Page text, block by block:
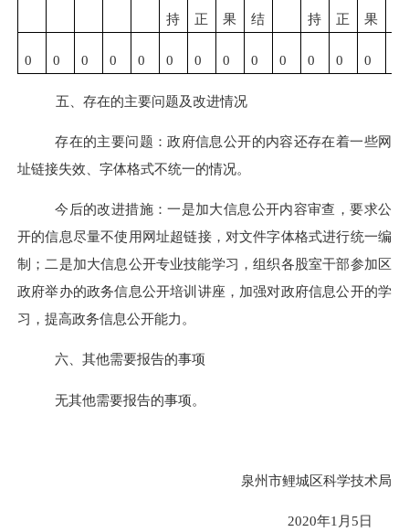
持
正
果
结
持
正
果
0 0 0 0 0 0 0 0 0 0 0 0 0
五、存在的主要问题及改进情况
存在的主要问题：政府信息公开的内容还存在着一些网
址链接失效、字体格式不统一的情况。
今后的改进措施：一是加大信息公开内容审查，要求公
开的信息尽量不使用网址超链接，对文件字体格式进行统一编
制；二是加大信息公开专业技能学习，组织各股室干部参加区
政府举办的政务信息公开培训讲座，加强对政府信息公开的学
习，提高政务信息公开能力。
六、其他需要报告的事项
无其他需要报告的事项。
泉州市鲤城区科学技术局
2020年1月 5 日